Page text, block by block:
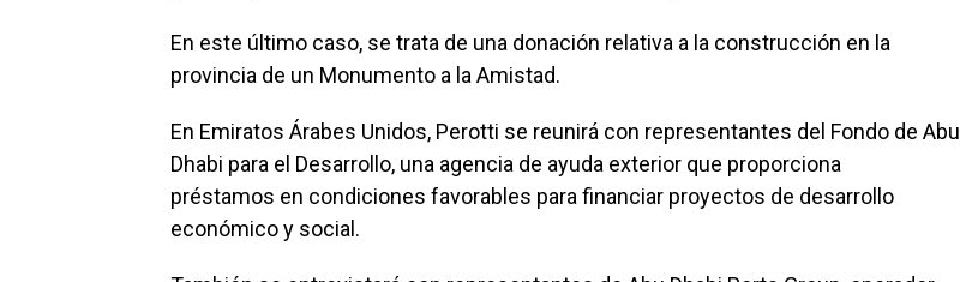
En este último caso, se trata de una donación relativa a la construcción en la
provincia de un Monumento a la Amistad.
En Emiratos Árabes Unidos, Perotti se reunirá con representantes del Fondo de Abu
Dhabi para el Desarrollo, una agencia de ayuda exterior que proporciona
préstamos en condiciones favorables para financiar proyectos de desarrollo
económico y social.